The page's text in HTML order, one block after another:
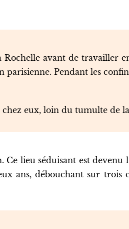
Rochelle avant de travailler
parisienne. Pendant les
chez eux, loin du tumulte de
lieu séduisant est devenu
ans, débouchant sur trois